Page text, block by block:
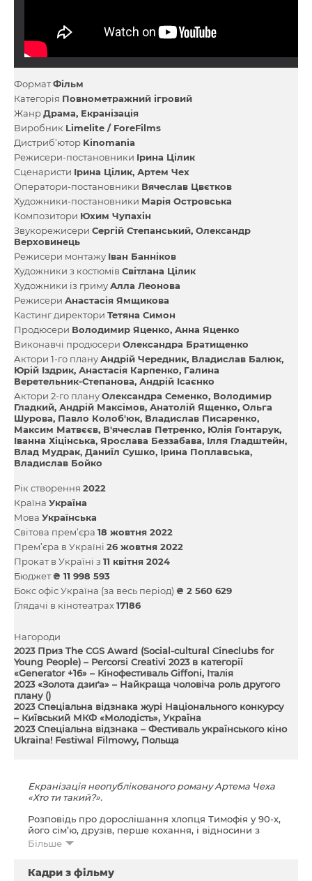
ФорматФільм
Категорія Повнометражний ігровий
ЖанрДрама Екранізація
Виробник Limelite / ForeFilms
Дистриб’ютор Kinomania
Режисери-постановники Ірина Цілик
Сценаристи Ірина Цілик Артем Чех
Оператори-постановники Вячеслав Цвєтков
Художники-постановники Марія Островська
Композитори Юхим Чупахін
Звукорежисери Сергій Степанський Олександр
Верховинець
Режисери монтажу Іван Банніков
Художники з костюмів Світлана Цілик
Художники із гримуАлла Леонова
Режисери Анастасія Ямщикова
Кастинг директори Тетяна Симон
Продюсери Володимир Яценко Анна Яценко
Виконавчі продюсери Олександра Братищенко
Актори 1-го плануАндрій Чередник Владислав Балюк
Юрій Іздрик Анастасія Карпенко Галина
Веретельник-Степанова Андрій Ісаєнко
Актори 2-го плануОлександра Семенко Володимир
Гладкий Андрій Максімов Анатолій Ященко Ольга
Шурова Павло Колоб'юк Владислав Писаренко
Максим Матвєєв В'ячеслав Петренко Юлія Гонтарук
Іванна Хіцінська Ярослава Беззабава Ілля Гладштейн
Влад Мудрак Даниїл Сушко Ірина Поплавська
Владислав Бойко
Рік створення 2022
Країна Україна
Мова Українська
Світова прем’єра 18 жовтня 2022
Прем’єра в Україні 26 жовтня 2022
Прокат в Україні з 11 квітня 2024
Бюджет ₴ 11 998 593
Бокс офіс Україна (за весь період) ₴ 2 560 629
Глядачі в кінотеатрах17186
Нагороди
2023 Приз The CGS Award (Social-cultural Cineclubs for
Young People) – Percorsi Creativi 2023 в категорії
«Generator +16» – Кінофестиваль Giffoni, Італія
2023 «Золота дзиґа» – Найкраща чоловіча роль другого
плану ()
2023 Спеціальна відзнака журі Національного конкурсу
– Київський МКФ «Молодість», Україна
2023 Спеціальна відзнака – Фестиваль українського кіно
Ukraina! Festiwal Filmowy, Польща
Екранізація неопублікованого роману Артема Чеха
«Хто ти такий?».
Розповідь про дорослішання хлопця Тимофія у 90-х,
його сім’ю, друзів, перше кохання, і відносини з
колишнім контррозвідником Феліксом, який став
дитячого сприйняття...
Більше
Кадри з фільму